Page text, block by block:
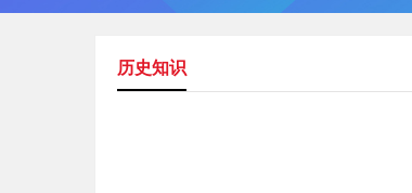
历史知识